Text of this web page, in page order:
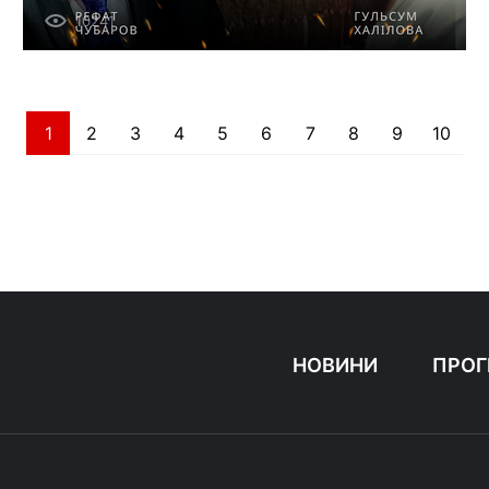
ВІЙНИ
10241
1 2 3 4 5 6 7 8 9 10
НОВИНИ